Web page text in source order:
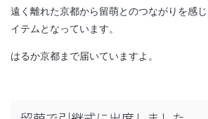
遠く離れた京都から留萌とのつながりを感
イテムとなっています。
はるか京都まで届いていますよ。